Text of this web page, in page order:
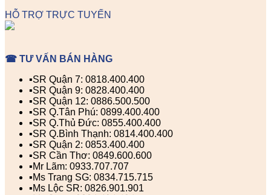
HỖ TRỢ TRỰC TUYẾN
☎ TƯ VẤN BÁN HÀNG
▪️SR Quận 7: 0818.400.400
▪️SR Quận 9: 0828.400.400
▪️SR Quận 12: 0886.500.500
▪️SR Q.Tân Phú: 0899.400.400
▪️SR Q.Thủ Đức: 0855.400.400
▪️SR Q.Bình Thạnh: 0814.400.400
▪️SR Quận 2: 0853.400.400
▪️SR Cần Thơ: 0849.600.600
▪️Mr Lãm: 0933.707.707
▪️Ms Trang SG: 0834.715.715
▪️Ms Lộc SR: 0826.901.901